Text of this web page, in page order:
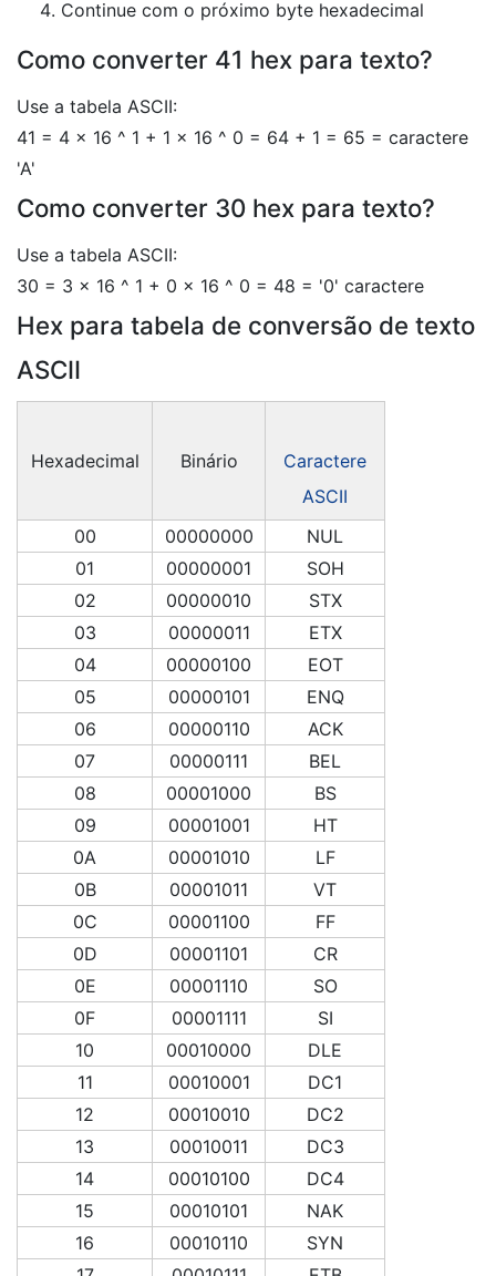
Continue com o próximo byte hexadecimal
Como converter 41 hex para texto?
Use a tabela ASCII:
41 = 4 × 16 ^ 1 + 1 × 16 ^ 0 = 64 + 1 = 65 = caractere
'A'
Como converter 30 hex para texto?
Use a tabela ASCII:
30 = 3 × 16 ^ 1 + 0 × 16 ^ 0 = 48 = '0' caractere
Hex para tabela de conversão de texto
ASCII
Hexadecimal Binário
Caractere
ASCII
00
00000000
NUL
01
00000001
SOH
02
00000010
STX
03
00000011
ETX
04
00000100
EOT
05
00000101
ENQ
06
00000110
ACK
07
00000111
BEL
08
00001000
BS
09
00001001
HT
0A
00001010
LF
0B
00001011
VT
0C
00001100
FF
0D
00001101
CR
0E
00001110
SO
0F
00001111
SI
10
00010000
DLE
11
00010001
DC1
12
00010010
DC2
13
00010011
DC3
14
00010100
DC4
15
00010101
NAK
16
00010110
SYN